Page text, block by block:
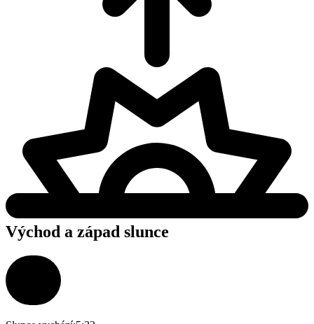
Východ a západ slunce